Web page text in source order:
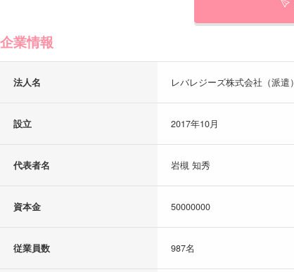
企業情報
法人名 レバレジーズ株式会社（派遣）
設立 2017年10月
代表者名 岩槻 知秀
資本金 50000000
従業員数 987名